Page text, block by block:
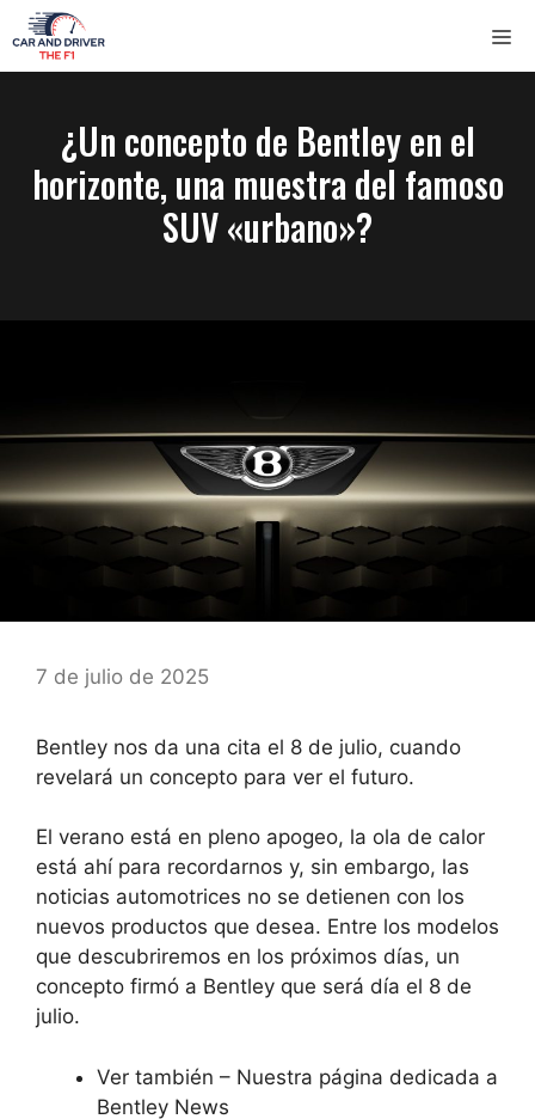
Saltar
al
contenido
¿Un concepto de Bentley en el
horizonte, una muestra del famoso
SUV «urbano»?
7 de julio de 2025
Bentley nos da una cita el 8 de julio, cuando
revelará un concepto para ver el futuro.
El verano está en pleno apogeo, la ola de calor
está ahí para recordarnos y, sin embargo, las
noticias automotrices no se detienen con los
nuevos productos que desea. Entre los modelos
que descubriremos en los próximos días, un
concepto firmó a Bentley que será día el 8 de
julio.
Ver también – Nuestra página dedicada a
Bentley News